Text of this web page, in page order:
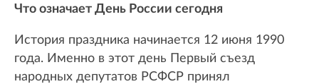
Что означает День России сегодня
История праздника начинается 12 июня 1990
года. Именно в этот день Первый съезд
народных депутатов РСФСР принял